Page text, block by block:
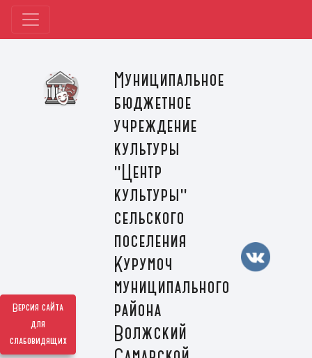
Версия сайта
для
слабовидящих
Муниципальное
бюджетное
учреждение
культуры
"Центр
культуры"
сельского
поселения
Курумоч
муниципального
района
Волжский